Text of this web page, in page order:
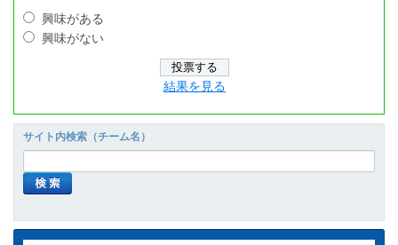
興味がある
興味がない
結果を見る
サイト内検索（チーム名）